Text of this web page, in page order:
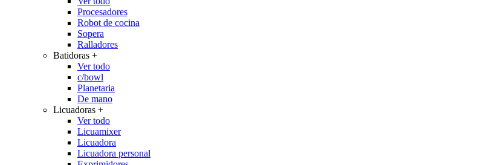
Procesadores
Robot de cocina
Sopera
Ralladores
Batidoras +
Ver todo
c/bowl
Planetaria
De mano
Licuadoras +
Ver todo
Licuamixer
Licuadora
Licuadora personal